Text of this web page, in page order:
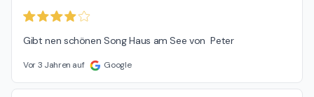
Gibt nen schönen Song Haus am See von  Peter
Vor 3 Jahren auf Google